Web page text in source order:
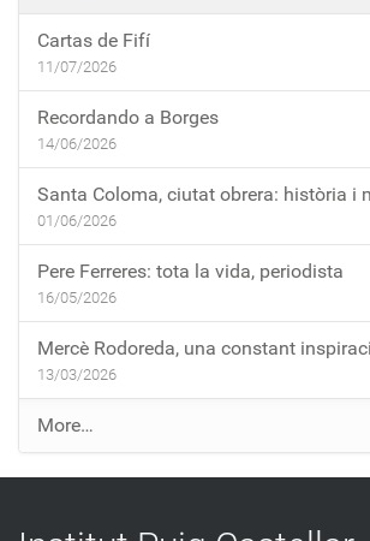
Cartas de Fifí
11/07/2026
Recordando a Borges
14/06/2026
Santa Coloma, ciutat obrera: història i
01/06/2026
Pere Ferreres: tota la vida, periodista
16/05/2026
Mercè Rodoreda, una constant
13/03/2026
E
n
t
More…